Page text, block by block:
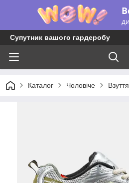
Супутник вашого гардеробу
Каталог Чоловіче Взуття